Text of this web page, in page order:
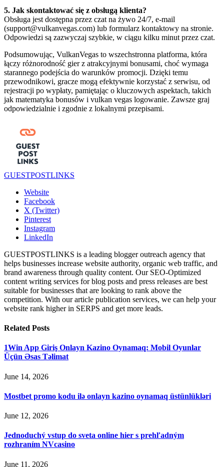
5. Jak skontaktować się z obsługą klienta?
Obsługa jest dostępna przez czat na żywo 24/7, e-mail
(support@vulkanvegas.com) lub formularz kontaktowy na stronie.
Odpowiedzi są zazwyczaj szybkie, w ciągu kilku minut przez czat.
Podsumowując, VulkanVegas to wszechstronna platforma, która
łączy różnorodność gier z atrakcyjnymi bonusami, choć wymaga
starannego podejścia do warunków promocji. Dzięki temu
przewodnikowi, gracze mogą efektywnie korzystać z serwisu, od
rejestracji po wypłaty, pamiętając o kluczowych aspektach, takich
jak matematyka bonusów i vulkan vegas logowanie. Zawsze graj
odpowiedzialnie i zgodnie z lokalnymi przepisami.
GUESTPOSTLINKS
Website
Facebook
X (Twitter)
Pinterest
Instagram
LinkedIn
GUESTPOSTLINKS is a leading blogger outreach agency that
helps businesses increase website authority, organic web traffic, and
brand awareness through quality content. Our SEO-Optimized
content writing services for blog posts and press releases are best
suitable for businesses that are looking to rank above the
competition. With our article publication services, we can help your
website rank higher in SERPS and get more leads.
Related Posts
1Win App Giriş Onlayn Kazino Oynamaq: Mobil Oyunlar
Üçün Əsas Təlimat
June 14, 2026
Mostbet promo kodu ilə onlayn kazino oynamaq üstünlükləri
June 12, 2026
Jednoduchý vstup do sveta online hier s prehľadným
rozhraním NVcasino
June 11, 2026